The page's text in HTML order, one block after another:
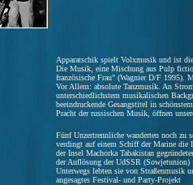
Apparatschik spielt Volxmusik und ist
Die Musik, eine Mischung aus Pulp
französische Frau" (Wagnier D/F 1995).
Vor Allem: absolute Tanzmusik. An
unterschiedlichstem musikalischen
beeindruckende Gesangstitel in
Pracht der russischen Musik, öffnen
Fünf Unzertrennliche wanderten noch zu
verdingt auf einem Schiff der Marine die
der Insel Machorka Tabakistan
der Auflösung der UdSSR (Sowjetunion)
Unterwegs lebten sie von Straßenmusik
angesagtes Festival- und Party-Projekt